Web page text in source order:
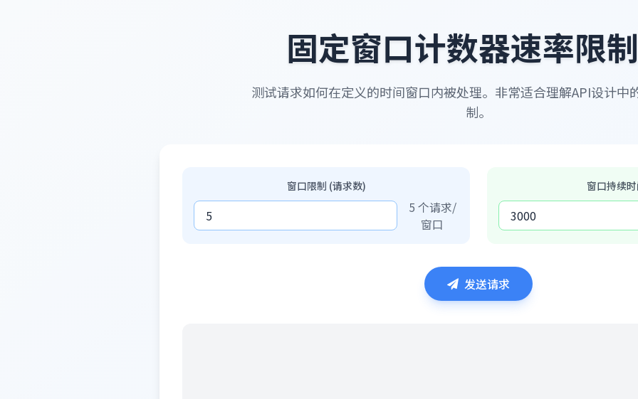
固定窗口计数器速率限
测试请求如何在定义的时间窗口内被处理。非常适合理解API设计中
制。
窗口限制 (请求数)
5 个请求/
窗口
窗口持续
发送请求